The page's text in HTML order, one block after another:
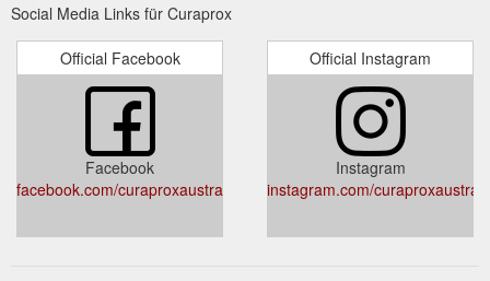
Social Media Links für Curaprox
Official Facebook
Facebook
facebook.com/curaproxaustralia/
Official Instagram
Instagram
instagram.com/